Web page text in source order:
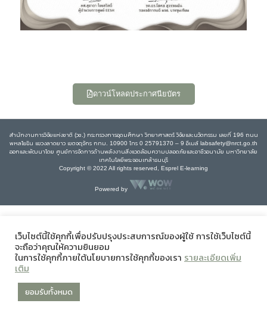
ดาวน์โหลดประกาศนียบัตร
สำนักงานการวิจัยแห่งชาติ (วช.) กระทรวงการอุดมศึกษา วิทยาศาสตร์ วิจัยและนวัตกรรม เลขที่ 196 ถนน
พหลโยธิน แขวงลาดยาว เขตจตุจักร กทม. 10900 โทร 0 25791370 – 9 อีเมล์ labsafety@nrct.go.th
ออกและพัฒนาโดย ศูนย์การจัดการด้านพลังงานสิ่งแวดล้อมความปลอดภัยและอาชีวอนามัย มหาวิทยาลัย
เทคโนโลยีพระจอมเกล้าธนบุรี
Copyright © 2022 All rights reserved, Esprel E-learning
Powered by
เว็บไซต์นี้ใช้คุกกี้เพื่อปรับปรุงประสบการณ์ของผู้ใช้ การใช้เว็บไซต์นี้
จะถือว่าคุณให้ความยินยอม
ในการใช้คุกกี้ภายใต้นโยบายการใช้คุกกี้ของเรา รายละเอียดเพิ่ม
เติม
ยอมรับทั้งหมด